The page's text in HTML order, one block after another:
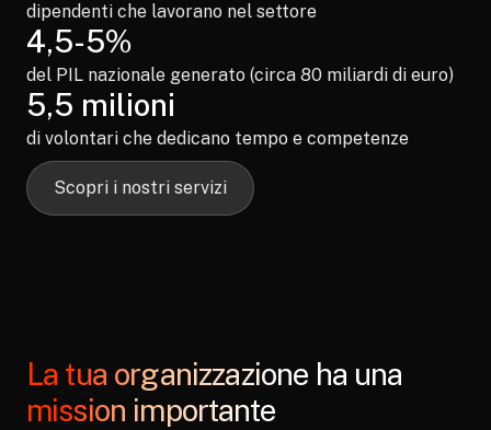
dipendenti che lavorano nel settore
4,5-5%
del PIL nazionale generato (circa 80 miliardi di euro)
5,5 milioni
di volontari che dedicano tempo e competenze
Scopri i nostri servizi
La tua organizzazione ha una
mission importante